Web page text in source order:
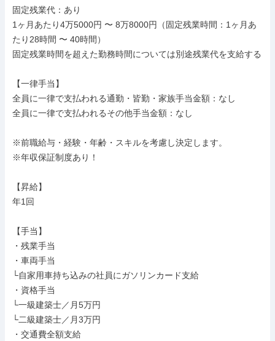
固定残業代：あり
1ヶ月あたり4万5000円 〜 8万8000円（固定残業時間：1ヶ月あ
たり28時間 〜 40時間）
固定残業時間を超えた勤務時間については別途残業代を支給する
【一律手当】
全員に一律で支払われる通勤・皆勤・家族手当金額：なし
全員に一律で支払われるその他手当金額：なし
※前職給与・経験・年齢・スキルを考慮し決定します。
※年収保証制度あり！
【昇給】
年1回
【手当】
・残業手当
・車両手当
└自家用車持ち込みの社員にガソリンカード支給
・資格手当
└一級建築士／月5万円
└二級建築士／月3万円
・交通費全額支給